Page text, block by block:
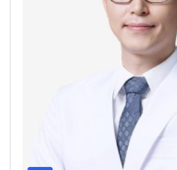
وفي لاليان تعزّز الرعاية المبنية على